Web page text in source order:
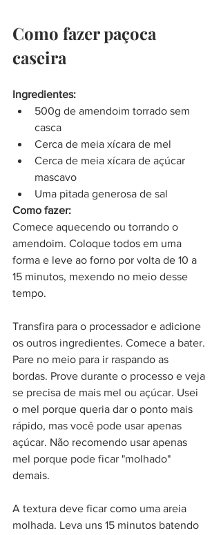
Como fazer paçoca
caseira
Ingredientes:
500g de amendoim torrado sem
casca
Cerca de meia xícara de mel
Cerca de meia xícara de açúcar
mascavo
Uma pitada generosa de sal
Como fazer:
Comece aquecendo ou torrando o
amendoim. Coloque todos em uma
forma e leve ao forno por volta de 10 a
15 minutos, mexendo no meio desse
tempo.
Transfira para o processador e adicione
os outros ingredientes. Comece a bater.
Pare no meio para ir raspando as
bordas. Prove durante o processo e veja
se precisa de mais mel ou açúcar. Usei
o mel porque queria dar o ponto mais
rápido, mas você pode usar apenas
açúcar. Não recomendo usar apenas
mel porque pode ficar "molhado"
demais.
A textura deve ficar como uma areia
molhada. Leva uns 15 minutos batendo